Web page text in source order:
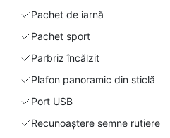
Pachet de iarnă
Pachet sport
Parbriz încălzit
Plafon panoramic din sticlă
Port USB
Recunoaștere semne rutiere